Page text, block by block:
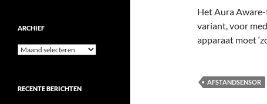
Het Aura
variant, voor
apparaat moet
AFSTANDSENSOR
ARCHIEF
Archief
RECENTE BERICHTEN